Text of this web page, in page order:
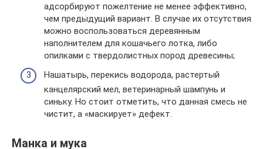
адсорбируют пожелтение не менее эффективно,
чем предыдущий вариант. В случае их отсутствия
можно воспользоваться деревянным
наполнителем для кошачьего лотка, либо
опилками с твердолистных пород древесины;
Нашатырь, перекись водорода, растертый
канцелярский мел, ветеринарный шампунь и
синьку. Но стоит отметить, что данная смесь не
чистит, а «маскирует» дефект.
Манка и мука